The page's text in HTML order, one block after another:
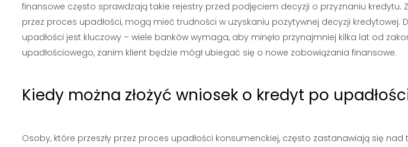
finansowe często sprawdzają takie rejestry przed podjęciem decyzji o przyznaniu kredytu.
przez proces upadłości, mogą mieć trudności w uzyskaniu pozytywnej decyzji kredytowej.
upadłości jest kluczowy – wiele banków wymaga, aby minęło przynajmniej kilka lat od
upadłościowego, zanim klient będzie mógł ubiegać się o nowe zobowiązania finansowe.
Kiedy można złożyć wniosek o kredyt po
Osoby, które przeszły przez proces upadłości konsumenckiej, często zastanawiają się nad